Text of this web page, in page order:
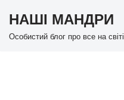
Перейти
НАШІ МАНДРИ
Особистий блог про все на світі